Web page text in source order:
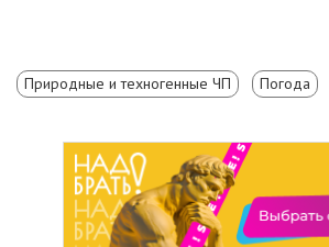
Природные и техногенные ЧП Погода